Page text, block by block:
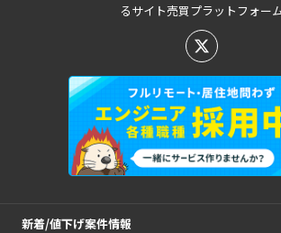
るサイト売買プラットフォー
新着/値下げ案件情報